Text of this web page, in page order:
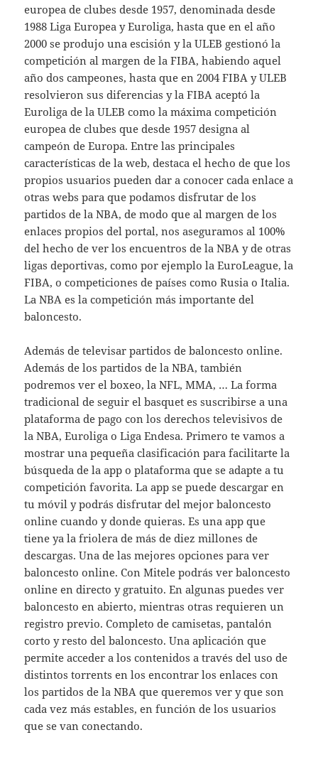
europea de clubes desde 1957, denominada desde
1988 Liga Europea y Euroliga, hasta que en el año
2000 se produjo una escisión y la ULEB gestionó la
competición al margen de la FIBA, habiendo aquel
año dos campeones, hasta que en 2004 FIBA y ULEB
resolvieron sus diferencias y la FIBA aceptó la
Euroliga de la ULEB como la máxima competición
europea de clubes que desde 1957 designa al
campeón de Europa. Entre las principales
características de la web, destaca el hecho de que los
propios usuarios pueden dar a conocer cada enlace a
otras webs para que podamos disfrutar de los
partidos de la NBA, de modo que al margen de los
enlaces propios del portal, nos aseguramos al 100%
del hecho de ver los encuentros de la NBA y de otras
ligas deportivas, como por ejemplo la EuroLeague, la
FIBA, o competiciones de países como Rusia o Italia.
La NBA es la competición más importante del
baloncesto.
Además de televisar partidos de baloncesto online.
Además de los partidos de la NBA, también
podremos ver el boxeo, la NFL, MMA, … La forma
tradicional de seguir el basquet es suscribirse a una
plataforma de pago con los derechos televisivos de
la NBA, Euroliga o Liga Endesa. Primero te vamos a
mostrar una pequeña clasificación para facilitarte la
búsqueda de la app o plataforma que se adapte a tu
competición favorita. La app se puede descargar en
tu móvil y podrás disfrutar del mejor baloncesto
online cuando y donde quieras. Es una app que
tiene ya la friolera de más de diez millones de
descargas. Una de las mejores opciones para ver
baloncesto online. Con Mitele podrás ver baloncesto
online en directo y gratuito. En algunas puedes ver
baloncesto en abierto, mientras otras requieren un
registro previo. Completo de camisetas, pantalón
corto y resto del baloncesto. Una aplicación que
permite acceder a los contenidos a través del uso de
distintos torrents en los encontrar los enlaces con
los partidos de la NBA que queremos ver y que son
cada vez más estables, en función de los usuarios
que se van conectando.